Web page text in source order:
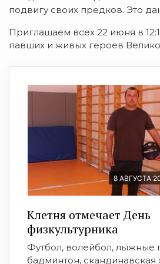
подвигу своих предков. Это
Приглашаем всех 22 июня в
павших и живых героев
8 АВГУСТА
Клетня отмечает День
физкультурника
Футбол, волейбол, лыжные
бадминтон, скандинавская